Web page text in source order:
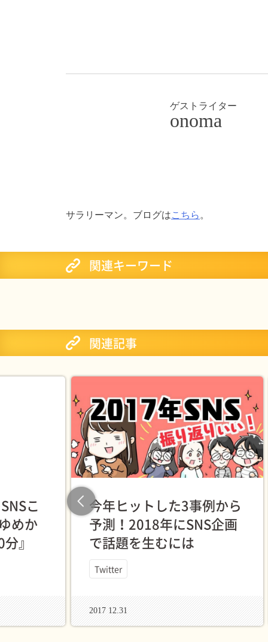
ゲストライター
onoma
サラリーマン。ブログはこちら 。
関連キーワード
関連記事
Previous
こ
めか
』
今年ヒットした3事例から
予測！2018年にSNS企画
で話題を生むには
Twitter
2017 12.31